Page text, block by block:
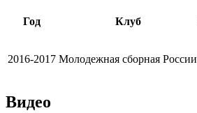
Год Клуб
2016-2017 Молодежная сборная России
Видео